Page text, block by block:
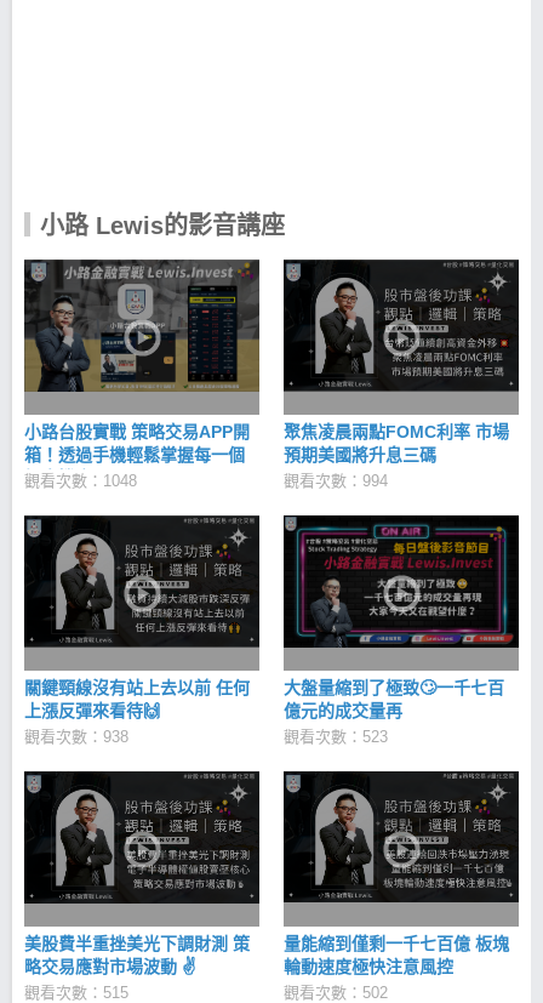
載 >> https://cmy.tw/00BKu8
小路 Lewis的影音講座
小路台股實戰 策略交易APP開
箱！透過手機輕鬆掌握每一個
投資機會！
觀看次數：1048
聚焦凌晨兩點FOMC利率 市場
預期美國將升息三碼
觀看次數：994
關鍵頸線沒有站上去以前 任何
上漲反彈來看待🙌
觀看次數：938
大盤量縮到了極致🙄一千七百
億元的成交量再
觀看次數：523
美股費半重挫美光下調財測 策
略交易應對市場波動 ✌
觀看次數：515
量能縮到僅剩一千七百億 板塊
輪動速度極快注意風控
觀看次數：502